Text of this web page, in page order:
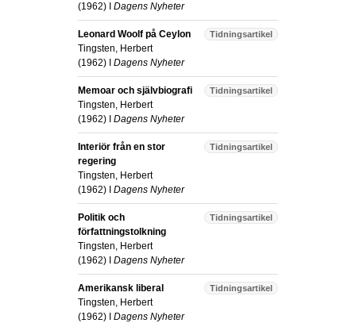
(1962) I Dagens Nyheter
Tidningsartikel
Leonard Woolf på Ceylon
Tingsten, Herbert
(1962) I Dagens Nyheter
Tidningsartikel
Memoar och självbiografi
Tingsten, Herbert
(1962) I Dagens Nyheter
Tidningsartikel
Interiör från en stor
regering
Tingsten, Herbert
(1962) I Dagens Nyheter
Tidningsartikel
Politik och
författningstolkning
Tingsten, Herbert
(1962) I Dagens Nyheter
Tidningsartikel
Amerikansk liberal
Tingsten, Herbert
(1962) I Dagens Nyheter